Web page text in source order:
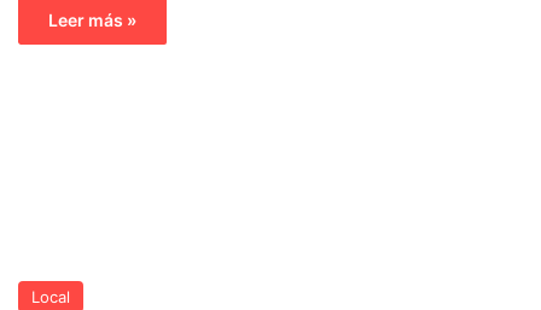
Leer más »
Local